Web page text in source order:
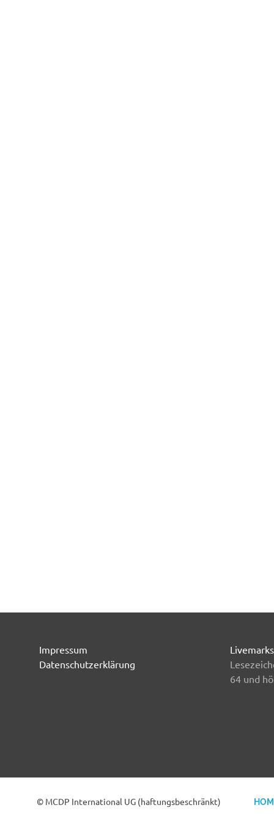
Impressum
Datenschutzerklärung
Livemarks
64 und
© MCDP International UG (haftungsbeschränkt)